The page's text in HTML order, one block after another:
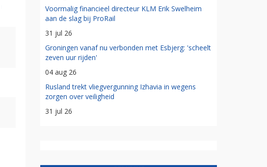
Voormalig financieel directeur KLM Erik Swelheim
aan de slag bij ProRail
31 jul 26
Groningen vanaf nu verbonden met Esbjerg: 'scheelt
zeven uur rijden'
04 aug 26
Rusland trekt vliegvergunning Izhavia in wegens
zorgen over veiligheid
31 jul 26